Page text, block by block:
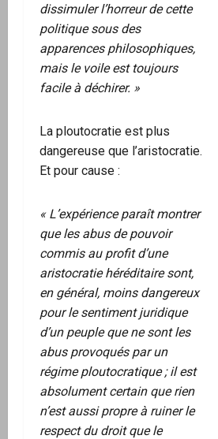
dissimuler l’horreur de cette
politique sous des
apparences philosophiques,
mais le voile est toujours
facile à déchirer. »
La ploutocratie est plus
dangereuse que l’aristocratie.
Et pour cause :
« L’expérience paraît montrer
que les abus de pouvoir
commis au profit d’une
aristocratie héréditaire sont,
en général, moins dangereux
pour le sentiment juridique
d’un peuple que ne sont les
abus provoqués par un
régime ploutocratique ; il est
absolument certain que rien
n’est aussi propre à ruiner le
respect du droit que le